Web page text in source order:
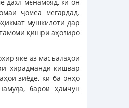
дахл менамояд, ки он
ҷомеа мегардад.
мушкилоти дар
қишри аҳолиро
яке аз масъалаҳои
хирадманди кишвар
зиёде, ки ба онҳо
барои ҳамчун